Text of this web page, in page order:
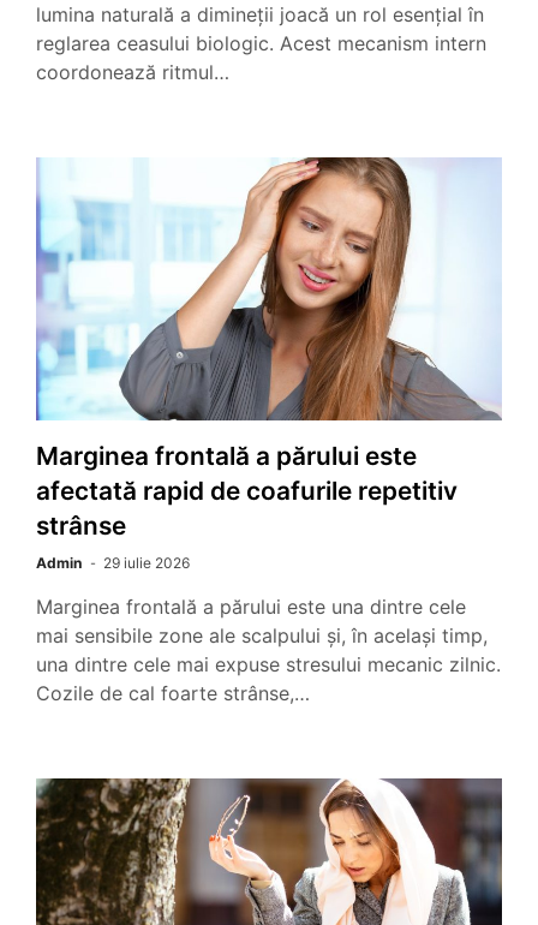
lumina naturală a dimineții joacă un rol esențial în
reglarea ceasului biologic. Acest mecanism intern
coordonează ritmul…
Marginea frontală a părului este
afectată rapid de coafurile repetitiv
strânse
Admin 29 iulie 2026
Marginea frontală a părului este una dintre cele
mai sensibile zone ale scalpului și, în același timp,
una dintre cele mai expuse stresului mecanic zilnic.
Cozile de cal foarte strânse,…